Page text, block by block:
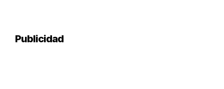
Publicidad